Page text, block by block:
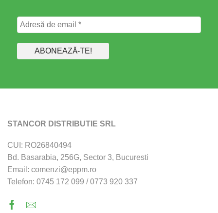
STANCOR DISTRIBUTIE SRL
CUI: RO26840494
Bd. Basarabia, 256G, Sector 3, Bucuresti
Email: comenzi@eppm.ro
Telefon: 0745 172 099 / 0773 920 337